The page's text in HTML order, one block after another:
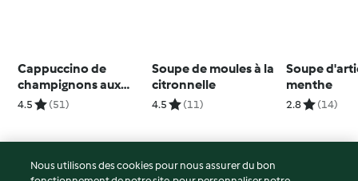
Cappuccino de
champignons aux
noisettes
4.5 (51)
Soupe de moules à la
citronnelle
4.5 (11)
Soupe
menthe
2.8 (14)
Nous utilisons des cookies pour nous assurer du bon